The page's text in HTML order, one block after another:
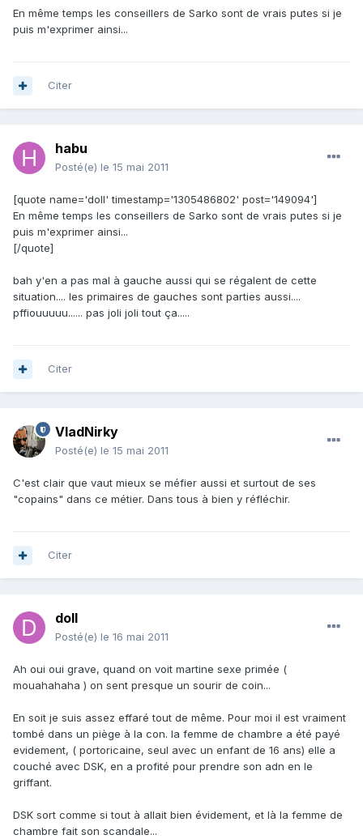
En même temps les conseillers de Sarko sont de vrais putes si je
puis m'exprimer ainsi...
Citer
habu
Posté(e) le 15 mai 2011
[quote name='doll' timestamp='1305486802' post='149094']
En même temps les conseillers de Sarko sont de vrais putes si je
puis m'exprimer ainsi...
[/quote]
bah y'en a pas mal à gauche aussi qui se régalent de cette
situation.... les primaires de gauches sont parties aussi....
pffiouuuuu...... pas joli joli tout ça.....
Citer
VladNirky
Posté(e) le 15 mai 2011
C'est clair que vaut mieux se méfier aussi et surtout de ses
"copains" dans ce métier. Dans tous à bien y réfléchir.
Citer
doll
Posté(e) le 16 mai 2011
Ah oui oui grave, quand on voit martine sexe primée (
mouahahaha ) on sent presque un sourir de coin...
En soit je suis assez effaré tout de même. Pour moi il est vraiment
tombé dans un piège à la con. la femme de chambre a été payé
evidement, ( portoricaine, seul avec un enfant de 16 ans) elle a
couché avec DSK, en a profité pour prendre son adn en le
griffant.
DSK sort comme si tout à allait bien évidement, et là la femme de
chambre fait son scandale...